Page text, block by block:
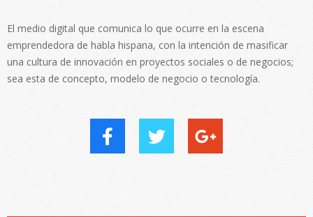
El medio digital que comunica lo que ocurre en la escena
emprendedora de habla hispana, con la intención de masificar
una cultura de innovación en proyectos sociales o de negocios;
sea esta de concepto, modelo de negocio o tecnología.